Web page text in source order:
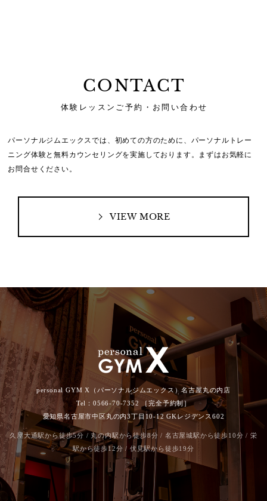
CONTACT
体験レッスンご予約・お問い合わせ
パーソナルジムエックスでは、初めての方のために、 パーソナルトレー
ニング体験と無料カウンセリングを実施しております。
まずはお気軽に
お問合せください。
VIEW MORE
personal GYM X（パーソナルジムエックス）名古屋丸の内店
Tel：0566-70-7352 ［完全予約制］
愛知県名古屋市中区丸の内3丁目10-12 GKレジデンス602
久屋大通駅から徒歩5分 / 丸の内駅から徒歩8分 / 名古屋城駅から徒歩10分 / 栄
駅から徒歩12分 / 伏見駅から徒歩19分